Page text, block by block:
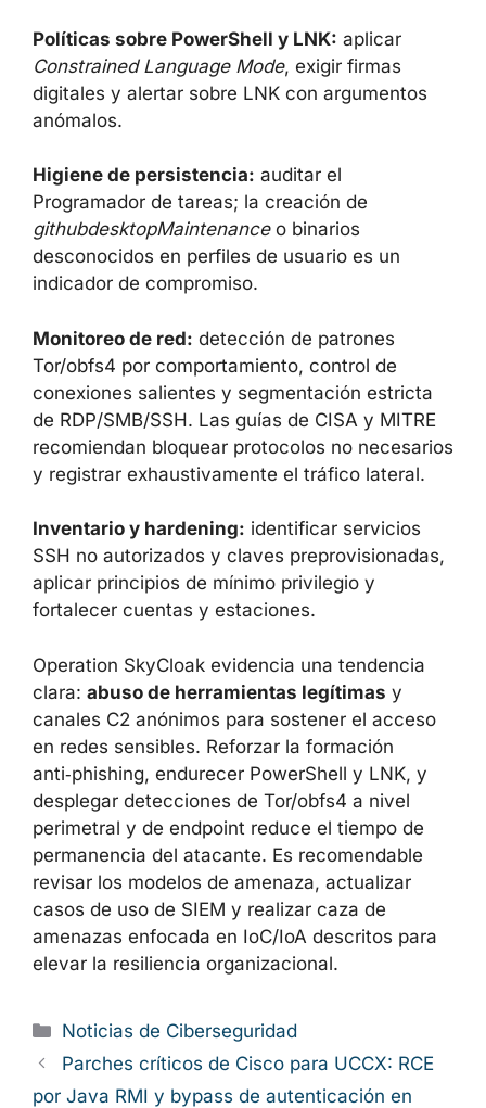
Políticas sobre PowerShell y LNK: aplicar
Constrained Language Mode, exigir firmas
digitales y alertar sobre LNK con argumentos
anómalos.
Higiene de persistencia: auditar el
Programador de tareas; la creación de
githubdesktopMaintenanceo binarios
desconocidos en perfiles de usuario es un
indicador de compromiso.
Monitoreo de red: detección de patrones
Tor/obfs4 por comportamiento, control de
conexiones salientes y segmentación estricta
de RDP/SMB/SSH. Las guías de CISA y MITRE
recomiendan bloquear protocolos no necesarios
y registrar exhaustivamente el tráfico lateral.
Inventario y hardening: identificar servicios
SSH no autorizados y claves preprovisionadas,
aplicar principios de mínimo privilegio y
fortalecer cuentas y estaciones.
Operation SkyCloak evidencia una tendencia
clara: abuso de herramientas legítimas y
canales C2 anónimos para sostener el acceso
en redes sensibles. Reforzar la formación
anti‑phishing, endurecer PowerShell y LNK, y
desplegar detecciones de Tor/obfs4 a nivel
perimetral y de endpoint reduce el tiempo de
permanencia del atacante. Es recomendable
revisar los modelos de amenaza, actualizar
casos de uso de SIEM y realizar caza de
amenazas enfocada en IoC/IoA descritos para
elevar la resiliencia organizacional.
Categorías
Noticias de Ciberseguridad
Parches críticos de Cisco para UCCX: RCE
por Java RMI y bypass de autenticación en